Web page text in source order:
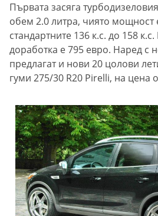
Първата засяга
обем 2.0 литра, чиято
стандартните 136 к.с. до 158
доработка е 795 евро. Наред с
предлагат и нови 20 цолови
гуми 275/30 R20 Pirelli, на цена